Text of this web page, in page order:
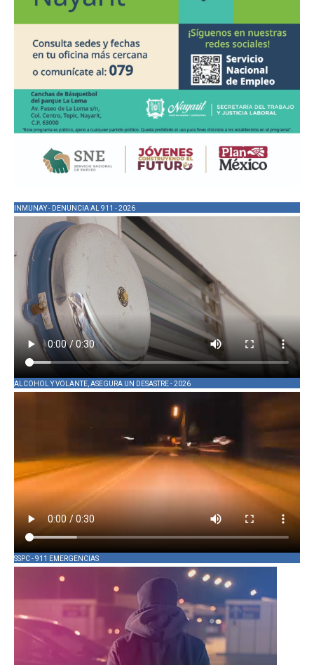
INMUNAY - DENUNCIA AL 911 - 2026
ALCOHOL Y VOLANTE, ASEGURA UN DESASTRE - 2026
SSPC - 911 EMERGENCIAS